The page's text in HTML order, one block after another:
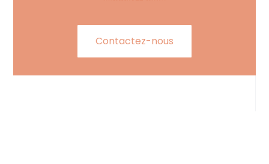
Contactez-nous